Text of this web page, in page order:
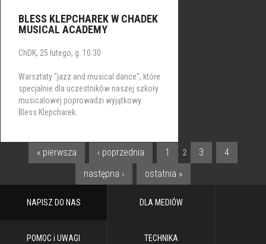
BLESS KLEPCHAREK W CHADEK
MUSICAL ACADEMY
ChDK, 25 lutego, g. 10.30
Warsztaty "jazz and musical dance", które
specjalnie dla uczestników naszej szkoły
musicalowej poprowadzi wyjątkowy
Bless Klepcharek.
STRONY
« pierwsza ‹ poprzednia 1 2 3
4
następna ›
ostatnia »
NAPISZ DO NAS DLA MEDIÓW
POMOC i UWAGI TECHNIKA